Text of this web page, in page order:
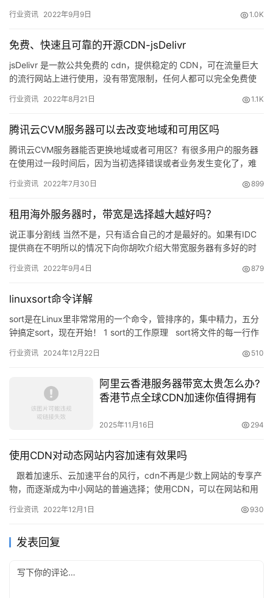
行业资讯 2022年9月9日 1.0K
免费、快速且可靠的开源CDN-jsDelivr
jsDelivr 是一款公共免费的 cdn，提供稳定的 CDN，可在流量巨大
的流行网站上进行使用，没有带宽限制，任何人都可以完全免费使
行业资讯 2022年8月21日 1.1K
腾讯云CVM服务器可以去改变地域和可用区吗
腾讯云CVM服务器能否更换地域或者可用区？有很多用户的服务器
在使用过一段时间后，因为当初选择错误或者业务发生变化了，难
行业资讯 2022年7月30日 899
租用海外服务器时，带宽是选择越大越好吗？
说正事分割线 当然不是，只有适合自己的才是最好的。如果有IDC
提供商在不明所以的情况下向你胡吹介绍大带宽服务器有多好的时
外…
行业资讯 2022年9月4日 879
linuxsort命令详解
sort是在Linux里非常常用的一个命令，管排序的，集中精力，五分
钟搞定sort，现在开始！ 1 sort的工作原理 sort将文件的每一行作
行业资讯 2024年12月22日 510
阿里云香港服务器带宽太贵怎么办?
香港节点全球CDN加速你值得拥有
2025年11月16日 294
使用CDN对动态网站内容加速有效果吗
跟着加速乐、云加速平台的风行，cdn不再是少数上网站的专享产
物，而逐渐成为中小网站的普遍选择；使用CDN，可以在网站和用
行业资讯 2022年12月1日 930
发表回复